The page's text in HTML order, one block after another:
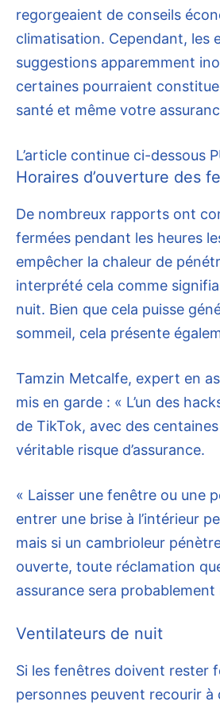
regorgeaient de conseils
climatisation. Cependant, les
suggestions apparemment
certaines pourraient
santé et même votre
L’article continue ci-dessous
Horaires d’ouverture des
De nombreux rapports ont
fermées pendant les heures
empêcher la chaleur de
interprété cela comme
nuit. Bien que cela puisse
sommeil, cela présente
Tamzin Metcalfe, expert en
mis en garde : « L’un des
de TikTok, avec des
véritable risque d’assurance.
« Laisser une fenêtre ou une
entrer une brise à l’intérieur
mais si un cambrioleur
ouverte, toute réclamation
assurance sera probablement
Ventilateurs de nuit
Si les fenêtres doivent rester
personnes peuvent recourir